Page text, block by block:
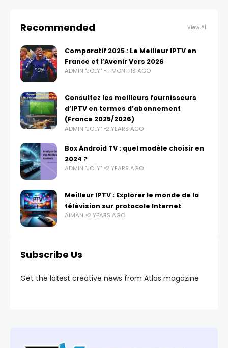
Recommended View All
Comparatif 2025 : Le Meilleur IPTV en
France et l’Avenir Vers 2026
ADMIN "JOLY" 11 MONTHS AGO
Consultez les meilleurs fournisseurs
d’IPTV en termes d’abonnement
(France 2025/2026)
ADMIN "JOLY" 2 YEARS AGO
Box Android TV : quel modèle choisir en
2024 ?
ADMIN "JOLY" 2 YEARS AGO
Meilleur IPTV : Explorer le monde de la
télévision sur protocole Internet
AIMAN 2 YEARS AGO
Subscribe Us
Get the latest creative news from Atlas magazine